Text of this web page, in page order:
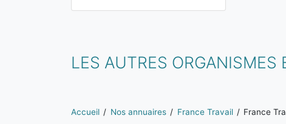
LES AUTRES ORGANISMES
Vous êtes ici:
Accueil Nos annuaires France Travail France